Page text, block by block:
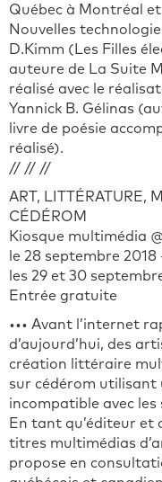
Québec à Montréal
Nouvelles
D.Kimm (Les Filles
auteure de La Suite
réalisé avec le
Yannick B. Gélinas
livre de poésie
réalisé).
// // //
ART, LITTÉRATURE,
CÉDÉROM
Kiosque multimédia
le 28 septembre 2018
les 29 et 30
Entrée gratuite
••• Avant l’internet
d’aujourd’hui, des
création littéraire
sur cédérom utilisant
incompatible avec les
En tant qu’éditeur et
titres multimédias
propose en